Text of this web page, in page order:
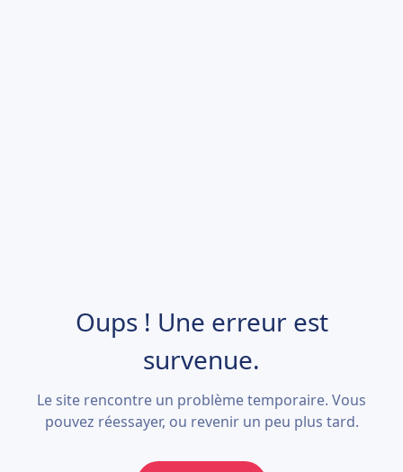
Oups ! Une erreur est
survenue.
Le site rencontre un problème temporaire. Vous
pouvez réessayer, ou revenir un peu plus tard.